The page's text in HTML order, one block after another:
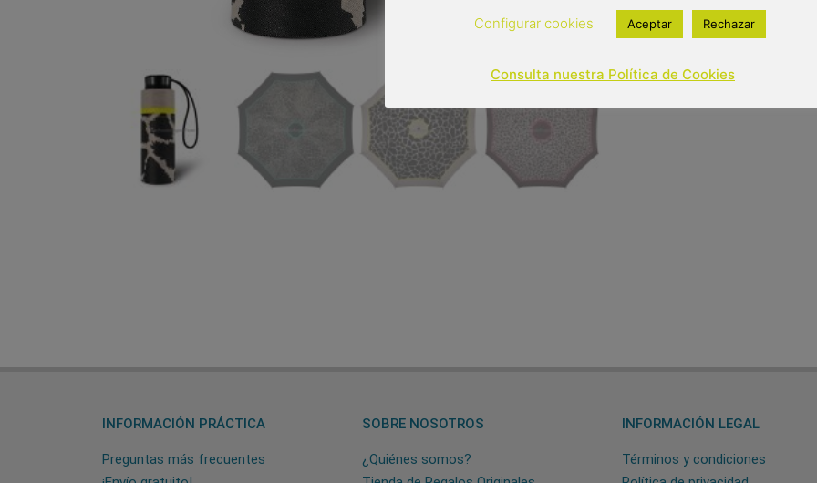
INFORMACIÓN PRÁCTICA
Preguntas más frecuentes
SOBRE NOSOTROS
¿Quiénes somos?
INFORMACIÓN LEGAL
Términos y condiciones
Configurar cookies Aceptar Rechazar
Consulta nuestra Política de Cookies